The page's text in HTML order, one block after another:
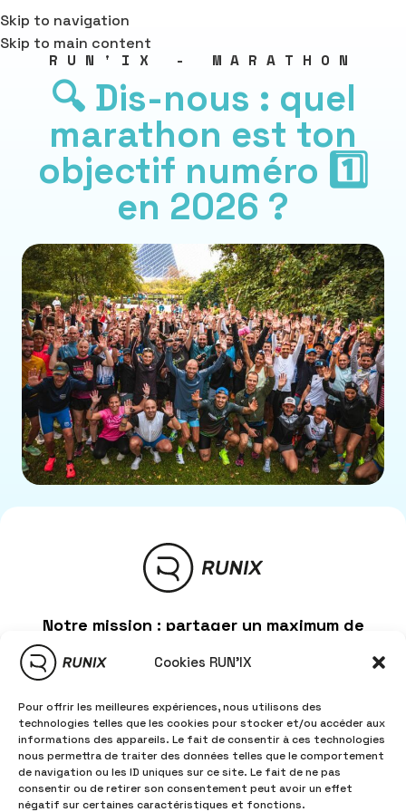
Cookies RUN'IX
Pour offrir les meilleures expériences, nous utilisons des
technologies telles que les cookies pour stocker et/ou accéder aux
informations des appareils. Le fait de consentir à ces technologies
nous permettra de traiter des données telles que le comportement
de navigation ou les ID uniques sur ce site. Le fait de ne pas
consentir ou de retirer son consentement peut avoir un effet
négatif sur certaines caractéristiques et fonctions.
Skip to navigation
Skip to main content
RUN'IX - MARATHON
🔍 Dis-nous : quel
marathon est ton
objectif numéro 1️⃣
en 2026 ?
Notre mission : partager un maximum de
l’étranger !
découvrir les meilleures marques pour
une expérience inoubliable sur place.
🔍 Pour cela, dis-nous : quel marathon
est ton objectif numéro 1️⃣ en 2026 ?